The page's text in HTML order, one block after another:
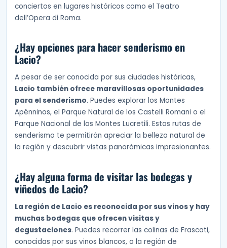
conciertos en lugares históricos como el Teatro
dell’Opera di Roma.
¿Hay opciones para hacer senderismo en
Lacio?
A pesar de ser conocida por sus ciudades históricas,
Lacio también ofrece maravillosas oportunidades
para el senderismo. Puedes explorar los Montes
Apénninos, el Parque Natural de los Castelli Romani o el
Parque Nacional de los Montes Lucretili. Estas rutas de
senderismo te permitirán apreciar la belleza natural de
la región y descubrir vistas panorámicas impresionantes.
¿Hay alguna forma de visitar las bodegas y
viñedos de Lacio?
La región de Lacio es reconocida por sus vinos y hay
muchas bodegas que ofrecen visitas y
degustaciones. Puedes recorrer las colinas de Frascati,
conocidas por sus vinos blancos, o la región de